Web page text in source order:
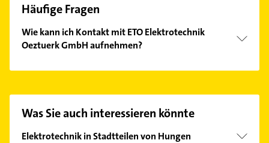
Häufige Fragen
Wie kann ich Kontakt mit ETO Elektrotechnik
Oeztuerk GmbH aufnehmen?
Hier finden Sie alleKontaktdaten
Was Sie auch interessieren könnte
Elektrotechnik in Stadtteilen von Hungen